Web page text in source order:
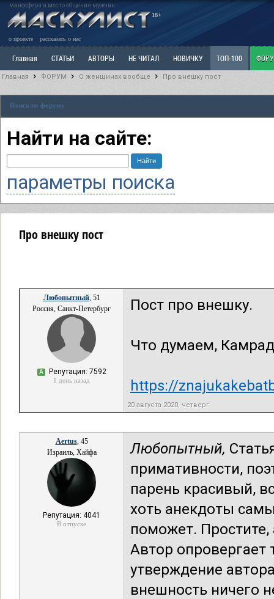
маносфера и место общения мужчин
18+
о проекте рассказать о нас
Главная СТАТЬИ АВТОРЫ НЕ ЧИТАЛ НОВИЧКУ ТОП-100
Ветка: Расстаюсь или Развожусь. САНЧАС Ветка: Наболевшее. Выскажись!
РАЗДЕЛ: Разное
Главная ФОРУМ О женщинах вообще Про внешку пост
Поиск по форуму
Найти на сайте:
параметры поиска
Про внешку пост
Любопытный, 51
Россия, Санкт-Петербург
А Репутация: 7592
1 день назад
Пост про внешку.
Что думаем,
https://
20 августа 2020, четверг
Aertus, 45
Израиль, Хайфа
Репутация: 4041
В отпуске
Любопытный,
примативности,
парень красивый,
хоть анекдоты
поможет. Простите,
Автор опровергает
утверждение
внешность ничего